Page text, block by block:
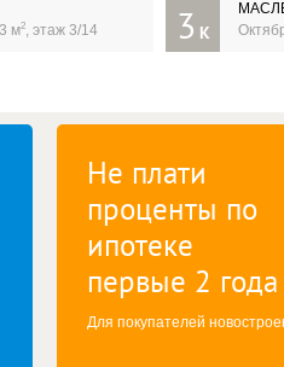
м2, этаж 3/14 3 К
Не плати
проценты по
ипотеке
первые 2 года
Для покупателей